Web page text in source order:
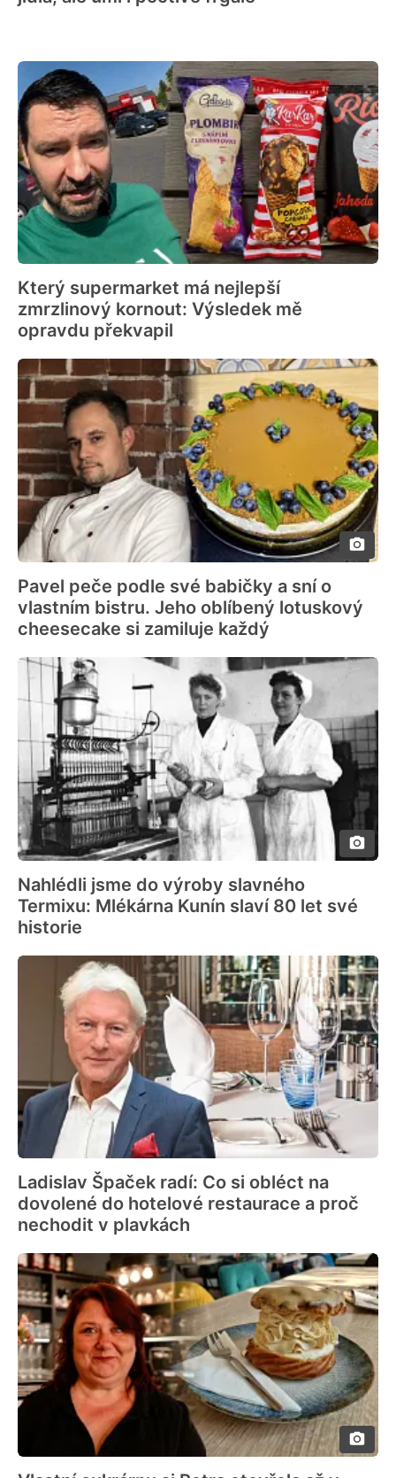
Který supermarket má nejlepší
zmrzlinový kornout: Výsledek mě
opravdu překvapil
Pavel peče podle své babičky a sní o
vlastním bistru. Jeho oblíbený lotuskový
cheesecake si zamiluje každý
Nahlédli jsme do výroby slavného
Termixu: Mlékárna Kunín slaví 80 let své
historie
Ladislav Špaček radí: Co si obléct na
dovolené do hotelové restaurace a proč
nechodit v plavkách